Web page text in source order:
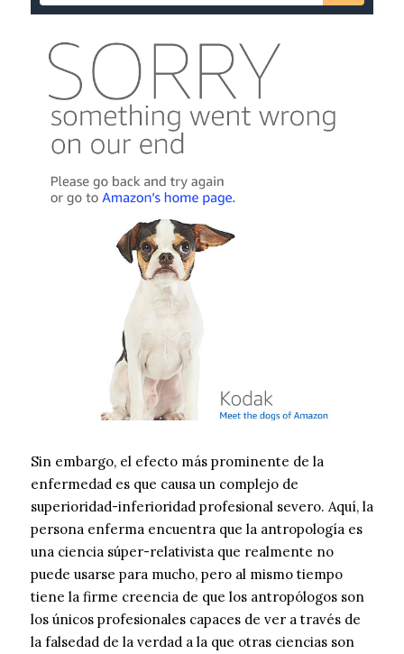
Sin embargo, el efecto más prominente de la
enfermedad es que causa un complejo de
superioridad-inferioridad profesional severo. Aquí, la
persona enferma encuentra que la antropología es
una ciencia súper-relativista que realmente no
puede usarse para mucho, pero al mismo tiempo
tiene la firme creencia de que los antropólogos son
los únicos profesionales capaces de ver a través de
la falsedad de la verdad a la que otras ciencias son